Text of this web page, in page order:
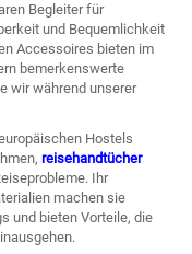
Begleiter für
und Bequemlichkeit
Accessoires bieten im
bemerkenswerte
wir während unserer
Hostels
reisehandtücher
Ihr
machen sie
und bieten Vorteile, die